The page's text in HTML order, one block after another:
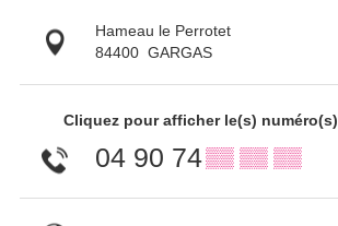
Hameau le Perrotet
84400 GARGAS
Cliquez pour afficher le(s) numéro(s)
04 90 74▒▒ ▒▒ ▒▒